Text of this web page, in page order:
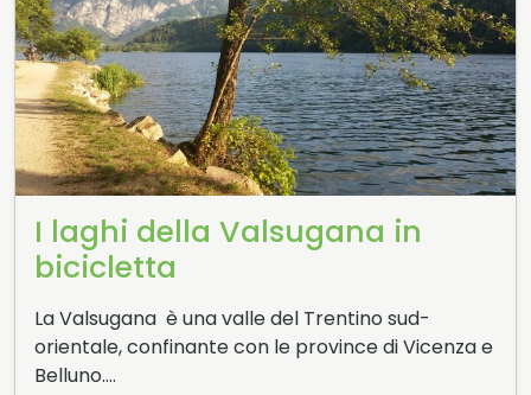
I laghi della Valsugana in
bicicletta
La Valsugana è una valle del Trentino sud-
orientale, confinante con le province di Vicenza e
Belluno….